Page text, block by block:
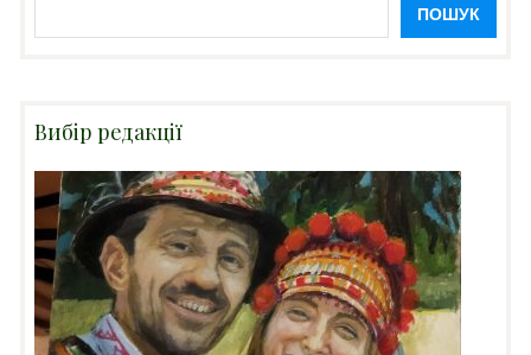
ПОШУК
Вибір редакції